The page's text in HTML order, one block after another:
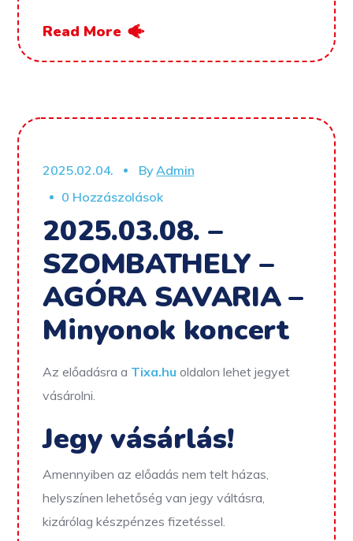
Read More
2025.02.04. ByAdmin
0 Hozzászolások
2025.03.08. –
SZOMBATHELY –
AGÓRA SAVARIA –
Minyonok koncert
Az előadásra a Tixa.huoldalon lehet jegyet
vásárolni.
Jegy vásárlás!
Amennyiben az előadás nem telt házas,
helyszínen lehetőség van jegy váltásra,
kizárólag készpénzes fizetéssel.